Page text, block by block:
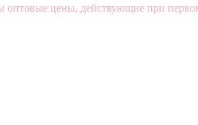
оптовые цены, действующие при